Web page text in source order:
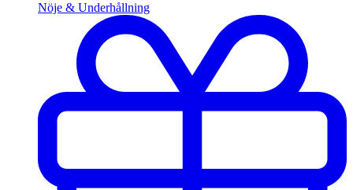
Nöje & Underhållning